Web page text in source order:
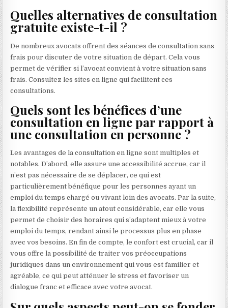
Quelles alternatives de consultation
gratuite existe-t-il ?
De nombreux avocats offrent des séances de consultation sans
frais pour discuter de votre situation de départ. Cela vous
permet de vérifier si l’avocat convient à votre situation sans
frais. Consultez les sites en ligne qui facilitent ces
consultations.
Quels sont les bénéfices d’une
consultation en ligne par rapport à
une consultation en personne ?
Les avantages de la consultation en ligne sont multiples et
notables. D’abord, elle assure une accessibilité accrue, car il
n’est pas nécessaire de se déplacer, ce qui est
particulièrement bénéfique pour les personnes ayant un
emploi du temps chargé ou vivant loin des avocats. Par la suite,
la flexibilité représente un atout considérable, car elle vous
permet de choisir des horaires qui s’adaptent mieux à votre
emploi du temps, rendant ainsi le processus plus en phase
avec vos besoins. En fin de compte, le confort est crucial, car il
vous offre la possibilité de traiter vos préoccupations
juridiques dans un environnement qui vous est familier et
agréable, ce qui peut atténuer le stress et favoriser un
dialogue franc et efficace avec votre avocat.